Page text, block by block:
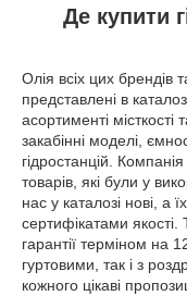
Де купити
Олія всіх цих брендів
представлені в
асортименті місткості
закабінні моделі,
гідростанцій.
товарів, які були у
нас у каталозі нові, а
сертифікатами
гарантії терміном на
гуртовими, так і з
кожного цікаві